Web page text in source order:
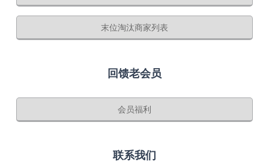
末位淘汰商家列表
回馈老会员
会员福利
联系我们